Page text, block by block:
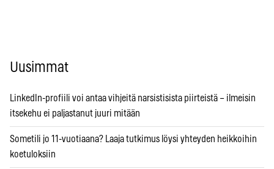
Uusimmat
LinkedIn-profiili voi antaa vihjeitä narsistisista piirteistä – ilmeisin
itsekehu ei paljastanut juuri mitään
Sometili jo 11-vuotiaana? Laaja tutkimus löysi yhteyden heikkoihin
koetuloksiin